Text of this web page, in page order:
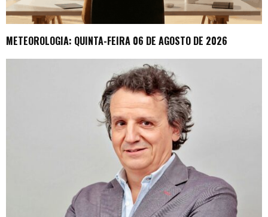
METEOROLOGIA: QUINTA-FEIRA 06 DE AGOSTO DE 2026